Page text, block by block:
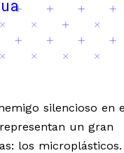
silencioso en
un gran
los microplásticos.